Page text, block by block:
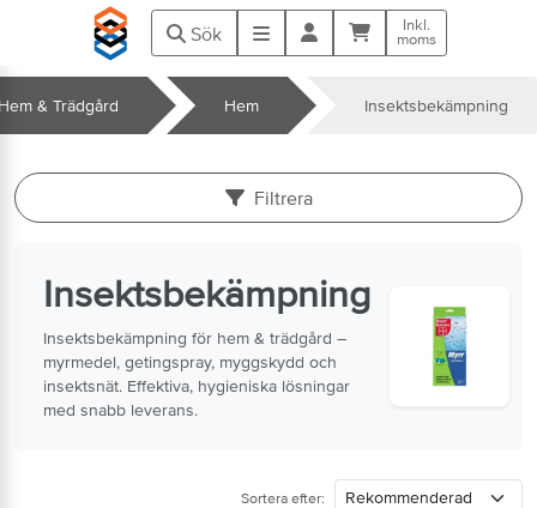
Hoppa till huvudinnehåll
Sök Meny Kundvagn
Inkl.
moms
& Trädgård Hem Insektsbekämpning
Filtrera
Insektsbekämpning
Insektsbekämpning för hem & trädgård –
myrmedel, getingspray, myggskydd och
insektsnät. Effektiva, hygieniska lösningar
med snabb leverans.
Sortera efter: